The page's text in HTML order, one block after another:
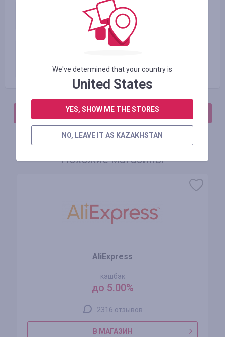
Первичная выдача займа
клиенту с плохой кредитной
историей
Первичный заем, выданный
заказчика
АВТОРИЗИРУЙТЕСЬ, ЧТОБЫ ОСТАВИТЬ ОТЗЫВ
Похожие магазины
AliExpress
кэшбэк
до 5.00%
2316 отзывов
В МАГАЗИН
We've determined that your country is
United States
YES, SHOW ME THE STORES
NO, LEAVE IT AS KAZAKHSTAN